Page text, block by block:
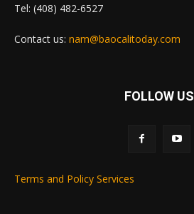
Tel: (408) 482-6527
Contact us: nam@baocalitoday.com
FOLLOW US
Terms and Policy Services